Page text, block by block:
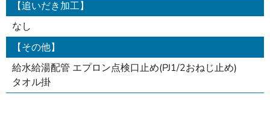
【追いだき加工】
なし
【その他】
給水給湯配管 エプロン点検口止め(PJ1/2おねじ止め)
タオル掛